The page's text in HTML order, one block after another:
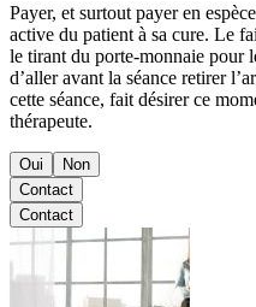
Payer, et surtout payer en
active du patient à sa cure. Le
le tirant du porte-monnaie pour
d’aller avant la séance retirer
cette séance, fait désirer ce
thérapeute.
Oui
Non
Contact
Contact